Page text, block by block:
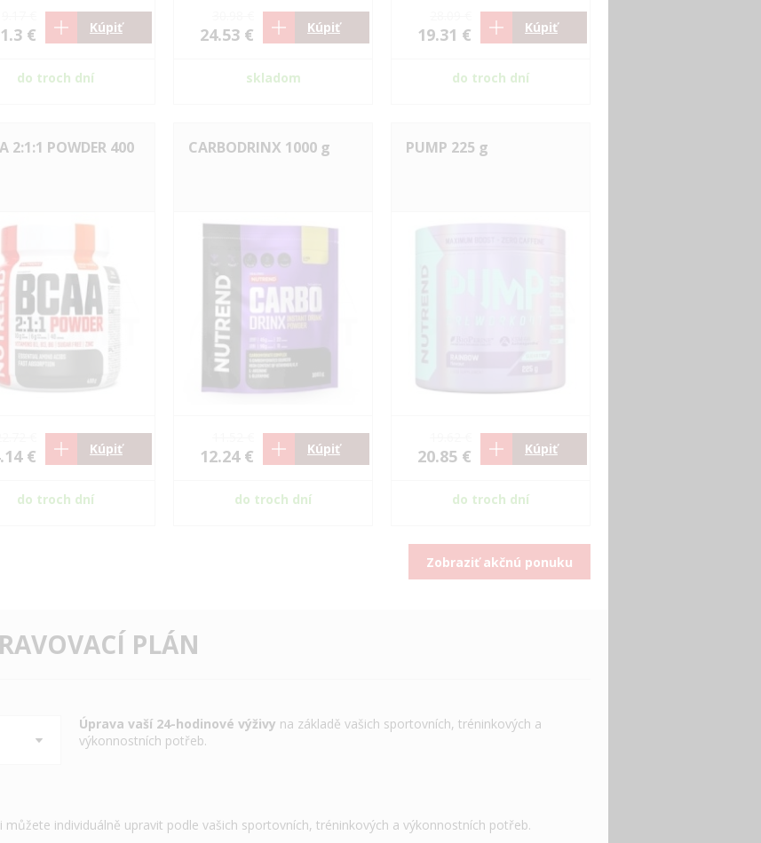
€ Kúpiť
do troch dní
24.53 € Kúpiť
skladom
19.31 € Kúpiť
do troch dní
2:1:1 POWDER 400
€ Kúpiť
do troch dní
CARBODRINX 1000 g
12.24 € Kúpiť
do troch dní
PUMP 225 g
20.85 € Kúpiť
do troch dní
Zobraziť akčnú ponuku
PLÁN
Úprava vaší 24-hodinové výživy na základě vašich sportovních, tréninkových a
výkonnostních potřeb.
individuálně upravit podle vašich sportovních, tréninkových a výkonnostních potřeb.